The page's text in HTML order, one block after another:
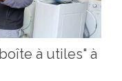
à utiles" à